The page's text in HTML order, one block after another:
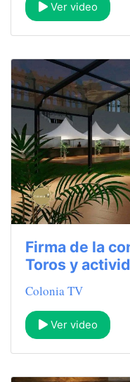
Ver video
Firma de la
Toros y
Colonia TV
Ver video